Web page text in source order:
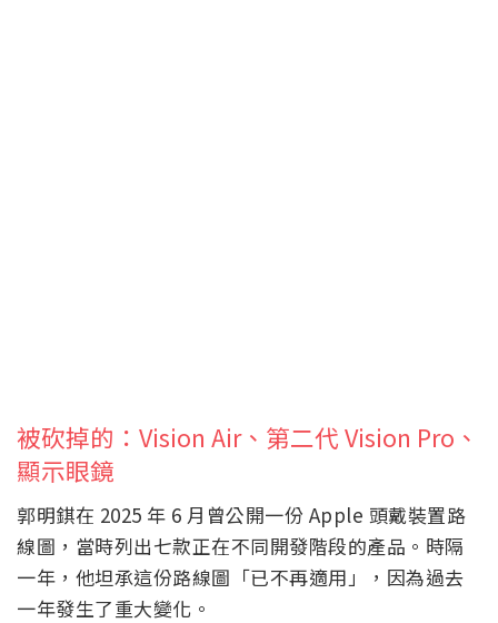
被砍掉的：Vision Air、第二代 Vision Pro、
顯示眼鏡
郭明錤在 2025 年 6 月曾公開一份 Apple 頭戴裝置路
線圖，當時列出七款正在不同開發階段的產品。時隔
一年，他坦承這份路線圖「已不再適用」，因為過去
一年發生了重大變化。